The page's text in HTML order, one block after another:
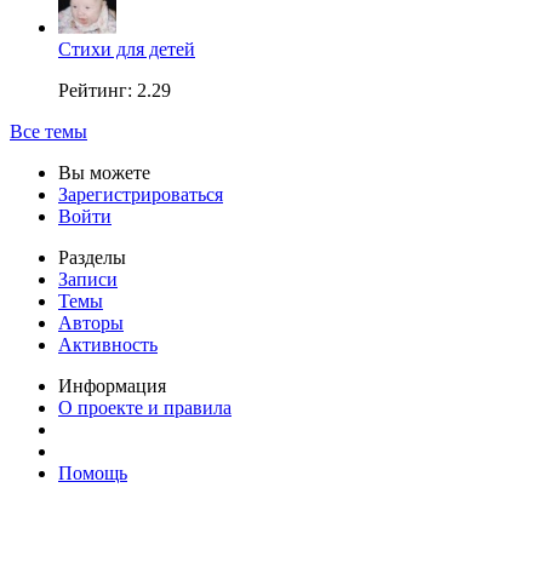
Стихи для детей
Рейтинг: 2.29
Все темы
Вы можете
Зарегистрироваться
Войти
Разделы
Записи
Темы
Авторы
Активность
Информация
О проекте и правила
Помощь